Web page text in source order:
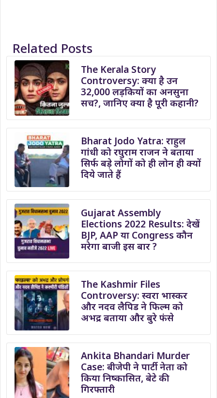
Related Posts
The Kerala Story
Controversy: क्या है उन
32,000 लड़कियों का अनसुना
सच?, जानिए क्या है पूरी कहानी?
Bharat Jodo Yatra: राहुल
गांधी को रघुराम राजन ने बताया
सिर्फ बड़े लोगों को ही लोन ही क्यों
दिये जाते हैं
Gujarat Assembly
Elections 2022 Results: देखें
BJP, AAP या Congress कौन
मरेगा बाजी इस बार ?
The Kashmir Files
Controversy: स्वरा भास्कर
और नदव लैपिड ने फिल्म को
अभद्र बताया और बुरे फंसे
Ankita Bhandari Murder
Case: बीजेपी ने पार्टी नेता को
किया निष्कासित, बेटे की
गिरफ्तारी